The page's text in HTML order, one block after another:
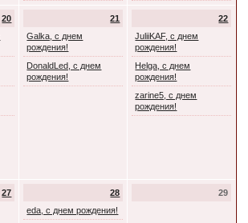
20
21
Galka, с днем
рождения!
DonaldLed, с днем
рождения!
22
JuliiKAF, с днем
рождения!
Helga, с днем
рождения!
zarine5, с днем
рождения!
27
28
eda, с днем рождения!
29